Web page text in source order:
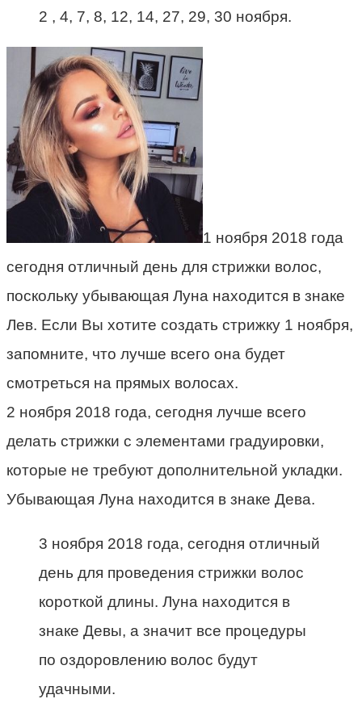
2 , 4, 7, 8, 12, 14, 27, 29, 30 ноября.
1 ноября 2018 года
сегодня отличный день для стрижки волос,
поскольку убывающая Луна находится в знаке
Лев. Если Вы хотите создать стрижку 1 ноября,
запомните, что лучше всего она будет
смотреться на прямых волосах.
2 ноября 2018 года, сегодня лучше всего
делать стрижки с элементами градуировки,
которые не требуют дополнительной укладки.
Убывающая Луна находится в знаке Дева.
3 ноября 2018 года, сегодня отличный
день для проведения стрижки волос
короткой длины. Луна находится в
знаке Девы, а значит все процедуры
по оздоровлению волос будут
удачными.